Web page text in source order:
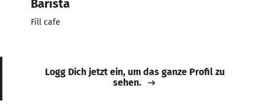
Barista
Fill cafe
Logg Dich jetzt ein, um das ganze Profil zu
sehen.